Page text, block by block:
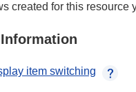
created for this resource
item switching